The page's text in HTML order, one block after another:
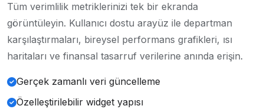
Tüm verimlilik metriklerinizi tek bir ekranda
görüntüleyin. Kullanıcı dostu arayüz ile departman
karşılaştırmaları, bireysel performans grafikleri, ısı
haritaları ve finansal tasarruf verilerine anında erişin.
Gerçek zamanlı veri güncelleme
Özelleştirilebilir widget yapısı